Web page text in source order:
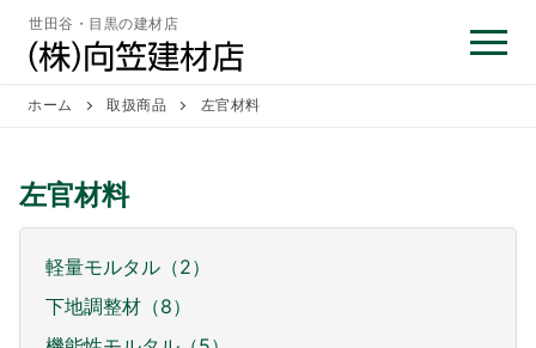
世田谷・目黒の建材店
ホーム 取扱商品 左官材料
左官材料
軽量モルタル（2）
下地調整材（8）